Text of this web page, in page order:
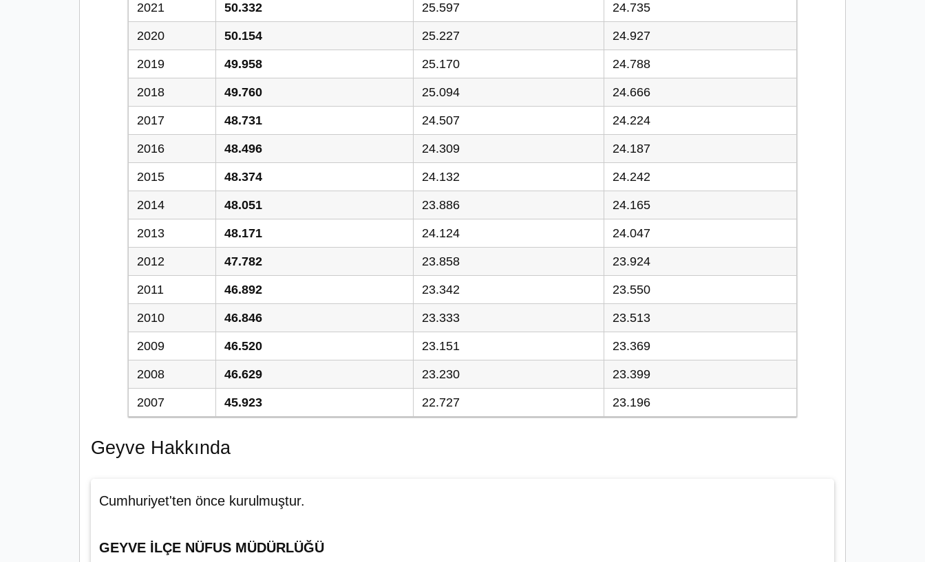
2021 50.332 25.597 24.735
2020 50.154 25.227 24.927
2019 49.958 25.170 24.788
2018 49.760 25.094 24.666
2017 48.731 24.507 24.224
2016 48.496 24.309 24.187
2015 48.374 24.132 24.242
2014 48.051 23.886 24.165
2013 48.171 24.124 24.047
2012 47.782 23.858 23.924
2011 46.892 23.342 23.550
2010 46.846 23.333 23.513
2009 46.520 23.151 23.369
2008 46.629 23.230 23.399
2007 45.923 22.727 23.196
Geyve Hakkında
Cumhuriyet'ten önce kurulmuştur.
GEYVE İLÇE NÜFUS MÜDÜRLÜĞÜ